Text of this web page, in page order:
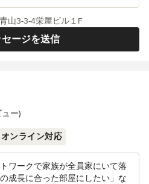
ージを送信
山3-3-4栄屋ビル１F
ュー)
オンライン対応
ワークで家族が全員家にいて落
成長に合った部屋にしたい」な